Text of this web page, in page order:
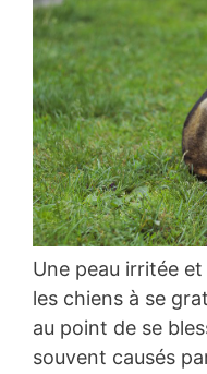
Une peau irritée
les chiens à se
au point de se
souvent causés